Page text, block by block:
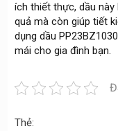
ích thiết thực, dầu
quả mà còn giúp tiết
dụng dầu
mái cho gia đình bạn.
Thẻ: